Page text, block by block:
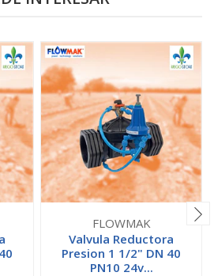
FLOWMAK
Valvula Reductora
Presion 1 1/2" DN 40
PN10 24v...